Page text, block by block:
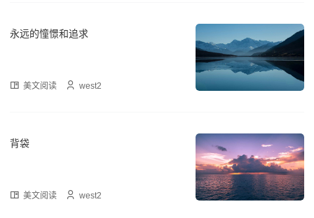
永远的憧憬和追求
美文阅读 west2
背袋
美文阅读 west2